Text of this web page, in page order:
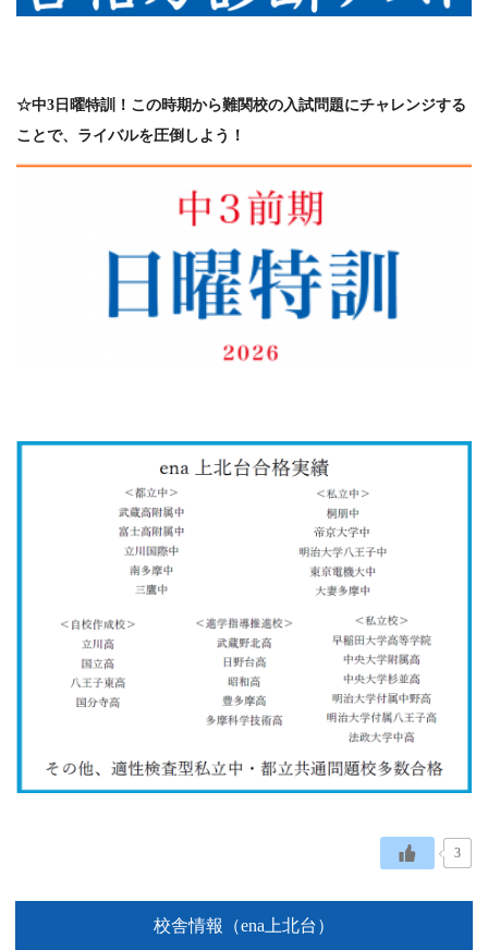
☆中3日曜特訓！この時期から難関校の入試問題にチャレンジする
ことで、ライバルを圧倒しよう！
3
校舎情報（ena上北台）